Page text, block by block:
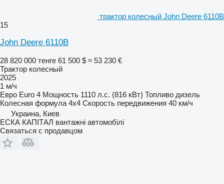
трактор колесный John Deere 6110B
15
John Deere 6110B
28 820 000 тенге 61 500 $ ≈ 53 230 €
Трактор колесный
2025
1 м/ч
Евро Euro 4 Мощность 1110 л.с. (816 кВт) Топливо дизель
Колесная формула 4x4 Скорость передвижения 40 км/ч
Украина, Киев
ЕСКА КАПІТАЛ вантажні автомобілі
Связаться с продавцом